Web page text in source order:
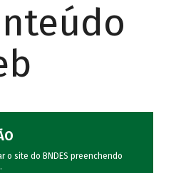
o site do BNDES preenchendo
.